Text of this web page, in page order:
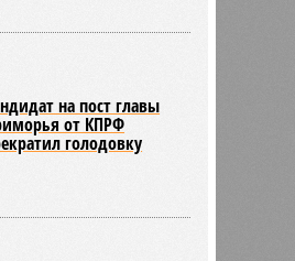
на пост главы
от КПРФ
голодовку